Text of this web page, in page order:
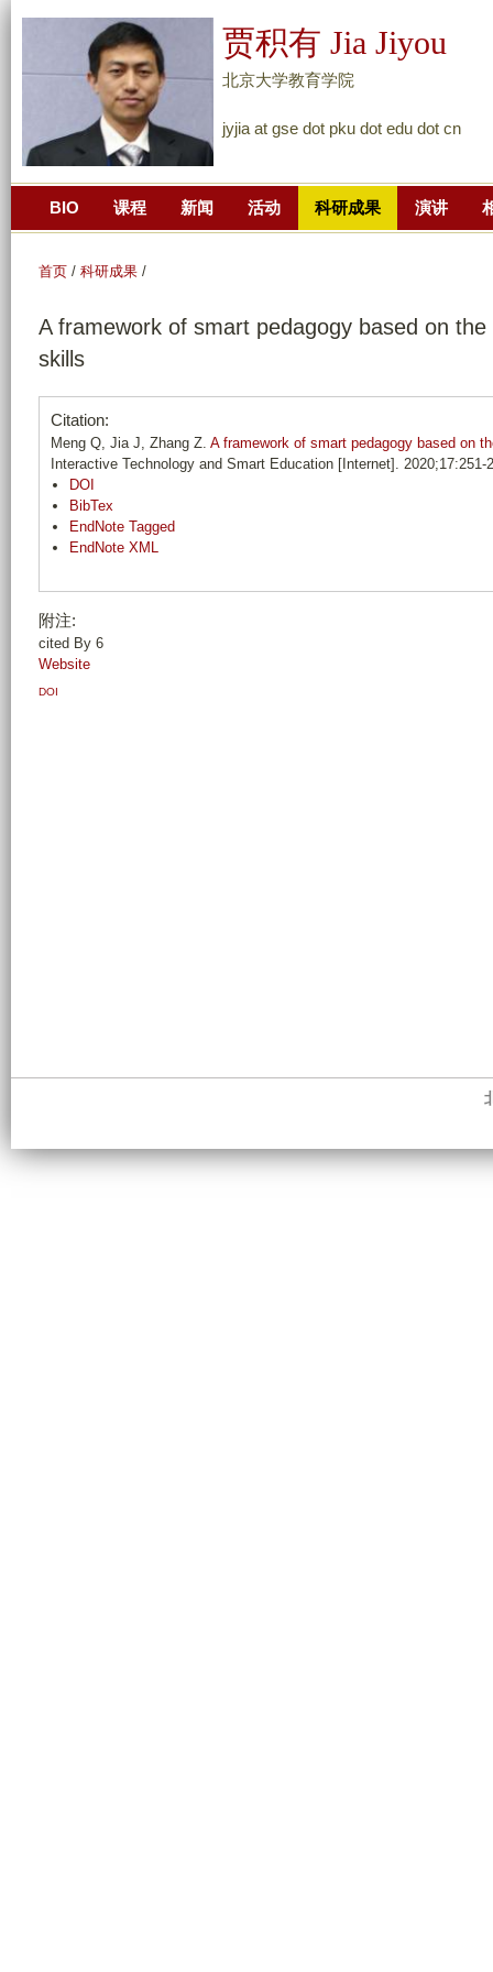
主
分
贾积有 Jia Jiyou
北京大学教育学院
jyjia at gse dot pku dot edu dot cn
BIO 课程 新闻 活动 科研成果 演讲
首页 / 科研成果 /
A framework of smart pedagogy based on
skills
Citation:
Meng Q, Jia J, Zhang Z. A framework of smart pedagogy based on
Interactive Technology and Smart Education [Internet]. 2020;17:251-
DOI
BibTex
EndNote Tagged
EndNote XML
附注:
cited By 6
Website
DOI